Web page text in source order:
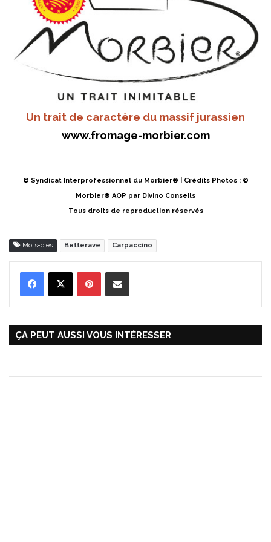
Un trait de caractère du massif jurassien
www.fromage-morbier.com
© Syndicat Interprofessionnel du Morbier® | Crédits Photos : ©
Morbier® AOP par Divino Conseils
Tous droits de reproduction réservés
Mots-clés Betterave Carpaccino
ÇA PEUT AUSSI VOUS INTÉRESSER